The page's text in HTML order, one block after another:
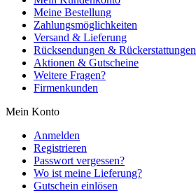
Meine Bestellung
Zahlungsmöglichkeiten
Versand & Lieferung
Rücksendungen & Rückerstattungen
Aktionen & Gutscheine
Weitere Fragen?
Firmenkunden
Mein Konto
Anmelden
Registrieren
Passwort vergessen?
Wo ist meine Lieferung?
Gutschein einlösen